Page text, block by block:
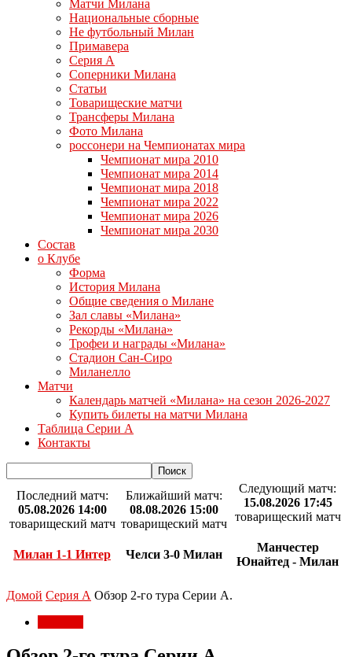
Матчи Милана
Национальные сборные
Не футбольный Милан
Примавера
Серия А
Соперники Милана
Статьи
Товарищеские матчи
Трансферы Милана
Фото Милана
россонери на Чемпионатах мира
Чемпионат мира 2010
Чемпионат мира 2014
Чемпионат мира 2018
Чемпионат мира 2022
Чемпионат мира 2026
Чемпионат мира 2030
Состав
о Клубе
Форма
История Милана
Общие сведения о Милане
Зал славы «Милана»
Рекорды «Милана»
Трофеи и награды «Милана»
Стадион Сан-Сиро
Миланелло
Матчи
Календарь матчей «Милана» на сезон 2026-2027
Купить билеты на матчи Милана
Таблица Серии А
Контакты
Последний матч:
05.08.2026 14:00
товарищеский матч
Милан 1-1 Интер
Ближайший матч:
08.08.2026 15:00
товарищеский матч
Челси 3-0 Милан
Следующий матч:
15.08.2026 17:45
товарищеский матч
Манчестер
Юнайтед - Милан
Домой Серия А Обзор 2-го тура Серии А.